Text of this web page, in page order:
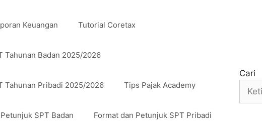
Keuangan Tutorial Coretax
Tahunan Badan 2025/2026
Tahunan Pribadi 2025/2026 Tips Pajak Academy
SPT Badan Format dan Petunjuk SPT Pribadi
Cari